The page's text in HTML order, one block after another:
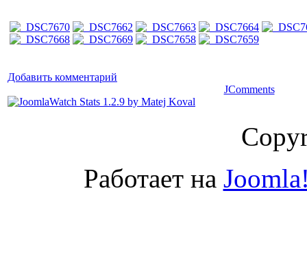
Добавить комментарий
JComments
Работает на